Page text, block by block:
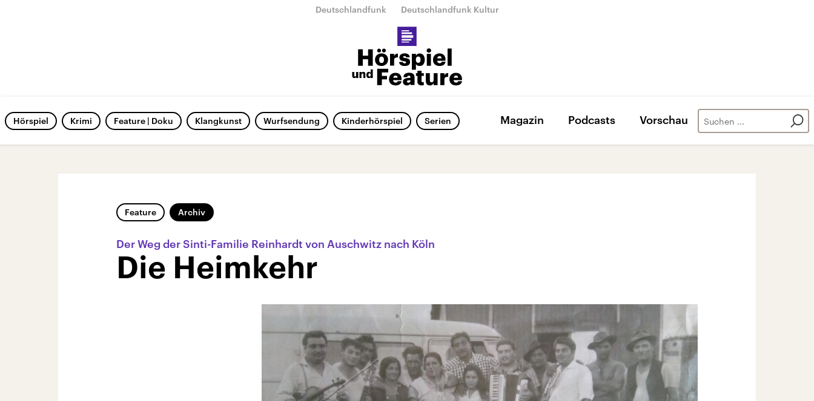
Deutschlandfunk Deutschlandfunk Kultur
Hörspiel Krimi Feature | Doku Klangkunst Wurfsendung Kinderhörspiel Serien Magazin Podcasts Vorschau
Feature Archiv
Der Weg der Sinti-Familie Reinhardt von Auschwitz nach Köln
Die Heimkehr